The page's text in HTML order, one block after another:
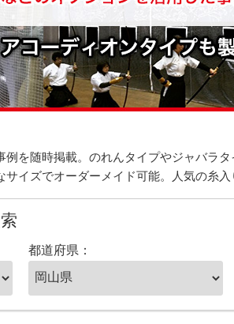
例を随時掲載。のれんタイプやジャバラ
イズでオーダーメイド可能。人気の糸
都道府県：